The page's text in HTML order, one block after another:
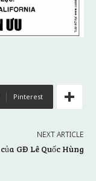
Pinterest
NEXT ARTICLE
của GĐ Lê Quốc Hùng